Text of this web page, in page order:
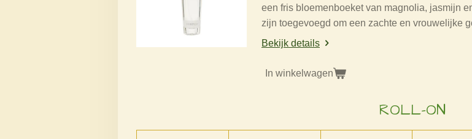
een fris bloemenboeket van magnolia, jasmijn
zijn toegevoegd om een zachte en vrouwelijke
Bekijk details
In winkelwagen
ROLL-ON